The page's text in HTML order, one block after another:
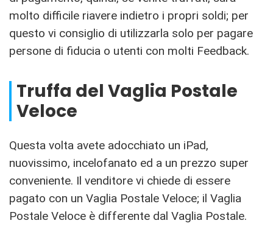
molto difficile riavere indietro i propri soldi; per
questo vi consiglio di utilizzarla solo per pagare
persone di fiducia o utenti con molti Feedback.
Truffa del Vaglia Postale
Veloce
Questa volta avete adocchiato un iPad,
nuovissimo, incelofanato ed a un prezzo super
conveniente. Il venditore vi chiede di essere
pagato con un Vaglia Postale Veloce; il Vaglia
Postale Veloce è differente dal Vaglia Postale.